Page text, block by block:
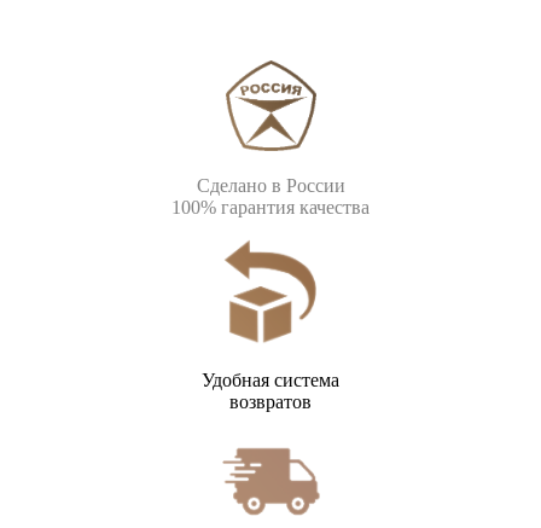
Сделано в России
100% гарантия качества
Удобная система
возвратов